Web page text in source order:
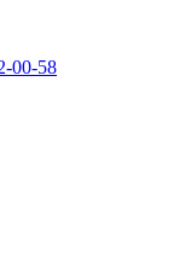
00-58